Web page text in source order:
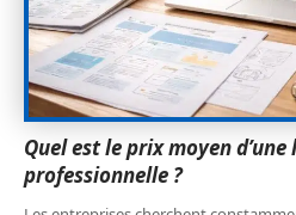
Quel est le prix moyen
professionnelle ?